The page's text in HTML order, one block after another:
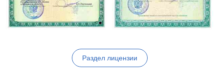
Раздел лицензии